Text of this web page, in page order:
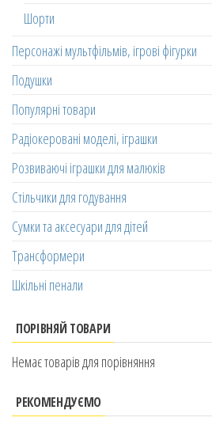
Шорти
Персонажі мультфільмів, ігрові фігурки
Подушки
Популярні товари
Радіокеровані моделі, іграшки
Розвиваючі іграшки для малюків
Стільчики для годування
Сумки та аксесуари для дітей
Трансформери
Шкільні пенали
ПОРІВНЯЙ ТОВАРИ
Немає товарів для порівняння
РЕКОМЕНДУЄМО